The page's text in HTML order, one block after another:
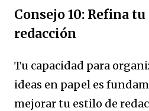
Consejo 10: Refina
redacción
Tu capacidad para
ideas en papel es
mejorar tu estilo de